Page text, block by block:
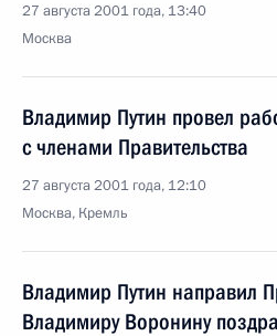
27 августа 2001 года, 13:40
Москва
Владимир Путин провел
с членами Правительства
27 августа 2001 года, 12:10
Москва, Кремль
Владимир Путин направил
Владимиру Воронину